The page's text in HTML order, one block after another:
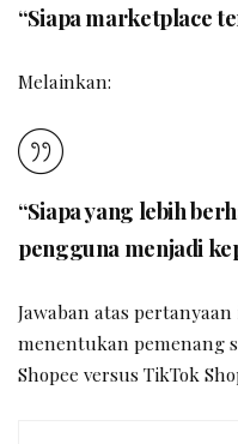
“Siapa marketplace
Melainkan:
“Siapa yang lebih
pengguna menjadi
Jawaban atas
menentukan pemenang
Shopee versus TikTok